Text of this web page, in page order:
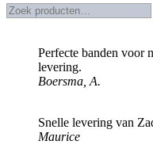
Zoeken
naar:
Perfecte banden voor
levering.
Boersma, A.
Snelle levering van
Maurice